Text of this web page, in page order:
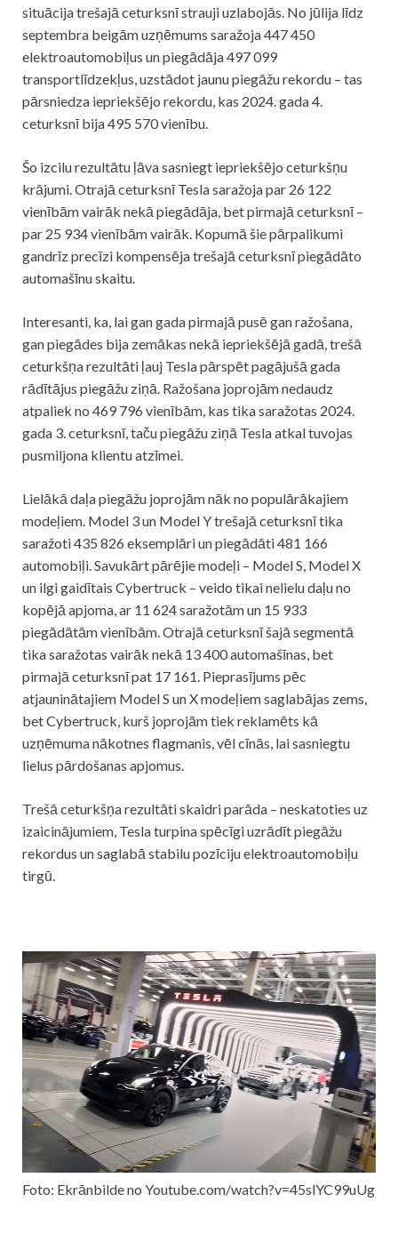
situācija trešajā ceturksnī strauji uzlabojās. No jūlija līdz
septembra beigām uzņēmums saražoja 447 450
elektroautomobiļus un piegādāja 497 099
transportlīdzekļus, uzstādot jaunu piegāžu rekordu – tas
pārsniedza iepriekšējo rekordu, kas 2024. gada 4.
ceturksnī bija 495 570 vienību.
Šo izcilu rezultātu ļāva sasniegt iepriekšējo ceturkšņu
krājumi. Otrajā ceturksnī Tesla saražoja par 26 122
vienībām vairāk nekā piegādāja, bet pirmajā ceturksnī –
par 25 934 vienībām vairāk. Kopumā šie pārpalikumi
gandrīz precīzi kompensēja trešajā ceturksnī piegādāto
automašīnu skaitu.
Interesanti, ka, lai gan gada pirmajā pusē gan ražošana,
gan piegādes bija zemākas nekā iepriekšējā gadā, trešā
ceturkšņa rezultāti ļauj Tesla pārspēt pagājušā gada
rādītājus piegāžu ziņā. Ražošana joprojām nedaudz
atpaliek no 469 796 vienībām, kas tika saražotas 2024.
gada 3. ceturksnī, taču piegāžu ziņā Tesla atkal tuvojas
pusmiljona klientu atzīmei.
Lielākā daļa piegāžu joprojām nāk no populārākajiem
modeļiem. Model 3 un Model Y trešajā ceturksnī tika
saražoti 435 826 eksemplāri un piegādāti 481 166
automobiļi. Savukārt pārējie modeļi – Model S, Model X
un ilgi gaidītais Cybertruck – veido tikai nelielu daļu no
kopējā apjoma, ar 11 624 saražotām un 15 933
piegādātām vienībām. Otrajā ceturksnī šajā segmentā
tika saražotas vairāk nekā 13 400 automašīnas, bet
pirmajā ceturksnī pat 17 161. Pieprasījums pēc
atjauninātajiem Model S un X modeļiem saglabājas zems,
bet Cybertruck, kurš joprojām tiek reklamēts kā
uzņēmuma nākotnes flagmanis, vēl cīnās, lai sasniegtu
lielus pārdošanas apjomus.
Trešā ceturkšņa rezultāti skaidri parāda – neskatoties uz
izaicinājumiem, Tesla turpina spēcīgi uzrādīt piegāžu
rekordus un saglabā stabilu pozīciju elektroautomobiļu
tirgū.
Foto: Ekrānbilde no Youtube.com/watch?v=45slYC99uUg